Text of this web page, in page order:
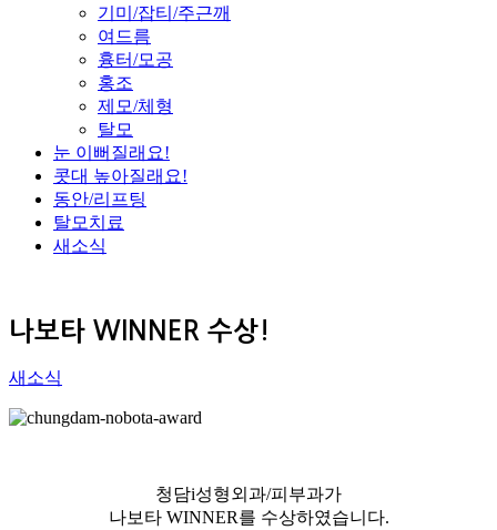
기미/잡티/주근깨
여드름
흉터/모공
홍조
제모/체형
탈모
눈 이뻐질래요!
콧대 높아질래요!
동안/리프팅
탈모치료
새소식
나보타 WINNER 수상!
새소식
청담i성형외과/피부과가
나보타 WINNER를 수상하였습니다.